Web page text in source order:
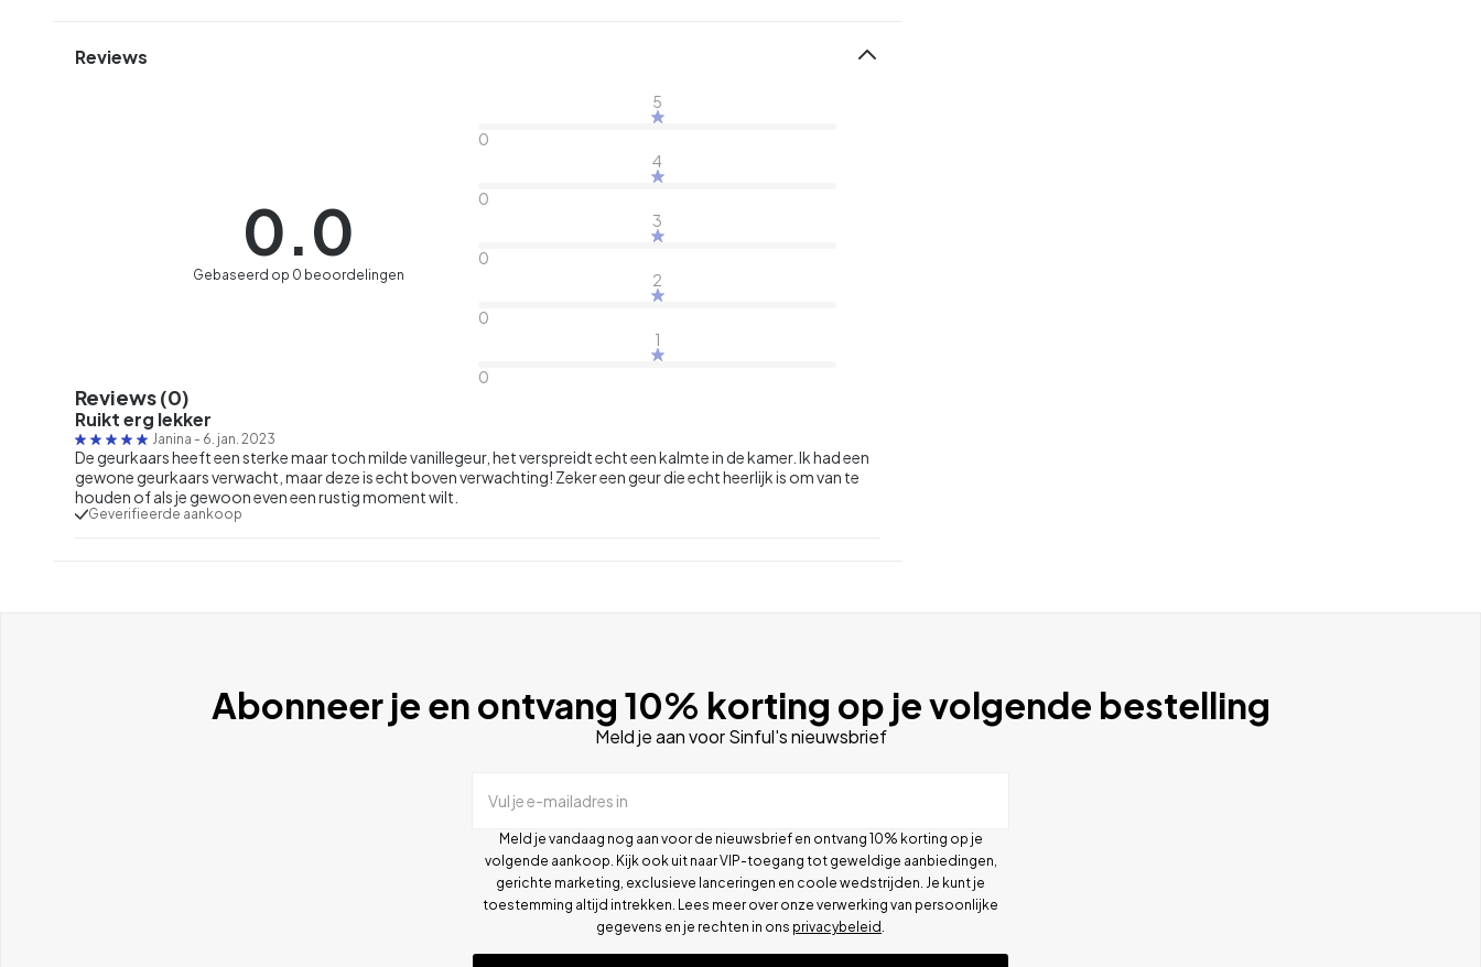
Reviews
0.0
Gebaseerd op 0 beoordelingen
5
0
4
0
3
0
2
0
1
0
Reviews (0)
Ruikt erg lekker
Janina - 6. jan. 2023
De geurkaars heeft een sterke maar toch milde vanillegeur, het verspreidt echt een kalmte in de kamer. Ik had een
gewone geurkaars verwacht, maar deze is echt boven verwachting! Zeker een geur die echt heerlijk is om van te
houden of als je gewoon even een rustig moment wilt.
Geverifieerde aankoop
Abonneer je en ontvang 10% korting op je volgende bestelling
Meld je aan voor Sinful's nieuwsbrief
Vul je e-mailadres in
Meld je vandaag nog aan voor de nieuwsbrief en ontvang 10% korting op je
volgende aankoop. Kijk ook uit naar VIP-toegang tot geweldige aanbiedingen,
gerichte marketing, exclusieve lanceringen en coole wedstrijden. Je kunt je
toestemming altijd intrekken. Lees meer over onze verwerking van persoonlijke
gegevens en je rechten in ons privacybeleid